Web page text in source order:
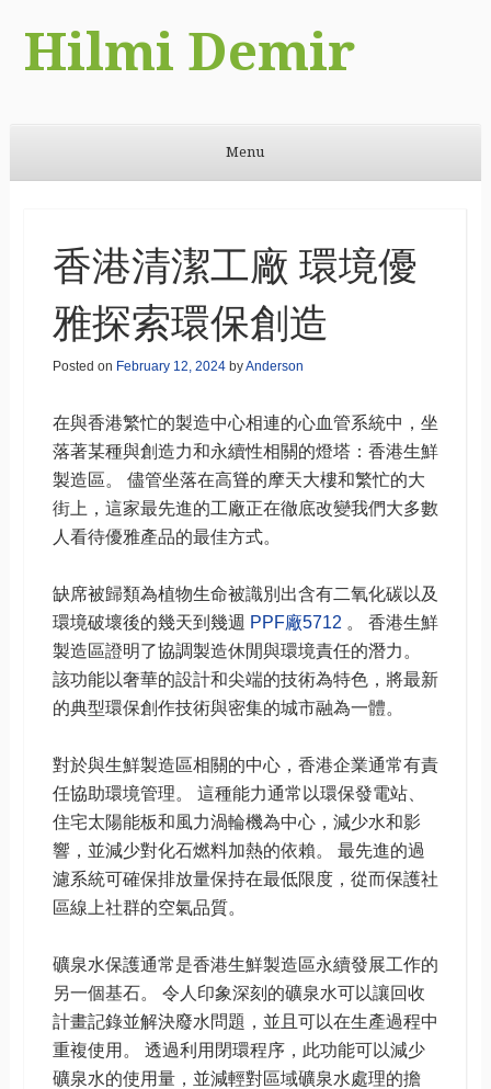
Hilmi Demir
Menu
香港清潔工廠 環境優
雅探索環保創造
Posted on February 12, 2024byAnderson
在與香港繁忙的製造中心相連的心血管系統中，坐
落著某種與創造力和永續性相關的燈塔：香港生鮮
製造區。 儘管坐落在高聳的摩天大樓和繁忙的大
街上，這家最先進的工廠正在徹底改變我們大多數
人看待優雅產品的最佳方式。
缺席被歸類為植物生命被識別出含有二氧化碳以及
環境破壞後的幾天到幾週 PPF廠5712 。 香港生鮮
製造區證明了協調製造休閒與環境責任的潛力。
該功能以奢華的設計和尖端的技術為特色，將最新
的典型環保創作技術與密集的城市融為一體。
對於與生鮮製造區相關的中心，香港企業通常有責
任協助環境管理。 這種能力通常以環保發電站、
住宅太陽能板和風力渦輪機為中心，減少水和影
響，並減少對化石燃料加熱的依賴。 最先進的過
濾系統可確保排放量保持在最低限度，從而保護社
區線上社群的空氣品質。
礦泉水保護通常是香港生鮮製造區永續發展工作的
另一個基石。 令人印象深刻的礦泉水可以讓回收
計畫記錄並解決廢水問題，並且可以在生產過程中
重複使用。 透過利用閉環程序，此功能可以減少
礦泉水的使用量，並減輕對區域礦泉水處理的擔